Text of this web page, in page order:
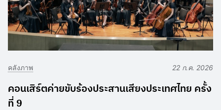
คลังภาพ 22 ก.ค. 2026
คอนเสิร์ตค่ายขับร้องประสานเสียงประเทศไทย ครั้ง
ที่ 9